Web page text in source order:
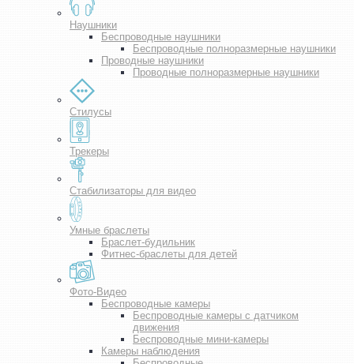
Наушники
Беспроводные наушники
Беспроводные полноразмерные наушники
Проводные наушники
Проводные полноразмерные наушники
Стилусы
Трекеры
Стабилизаторы для видео
Умные браслеты
Браслет-будильник
Фитнес-браслеты для детей
Фото-Видео
Беспроводные камеры
Беспроводные камеры с датчиком
движения
Беспроводные мини-камеры
Камеры наблюдения